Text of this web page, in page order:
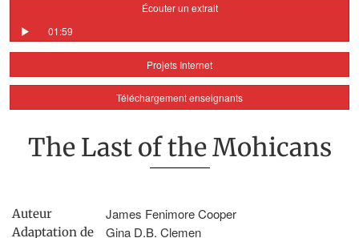
Écouter un extrait
01:59
Projets Internet
Téléchargement enseignants
The Last of the Mohicans
Auteur James Fenimore Cooper
Adaptation de Gina D.B. Clemen